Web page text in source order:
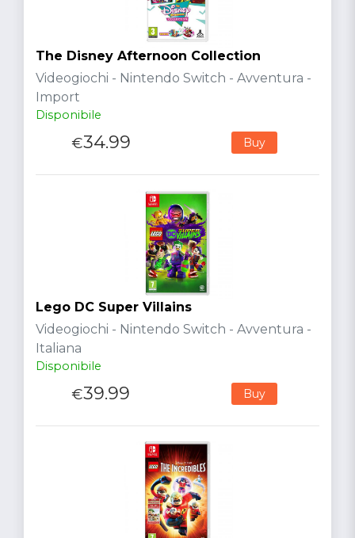
The Disney Afternoon Collection
Videogiochi - Nintendo Switch - Avventura -
Import
Disponibile
€34.99 Buy
Lego DC Super Villains
Videogiochi - Nintendo Switch - Avventura -
Italiana
Disponibile
€39.99 Buy